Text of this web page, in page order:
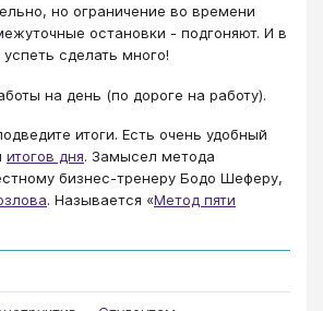
но ограничение во времени
остановки - подгоняют. И в
сделать много!
на день (по дороге на работу).
итоги. Есть очень удобный
итогов дня. Замысел метода
бизнес-тренеру Бодо Шеферу,
. Называется «Метод пяти